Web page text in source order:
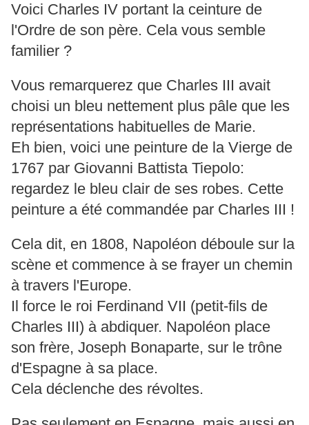
Voici Charles IV portant la ceinture de
l'Ordre de son père. Cela vous semble
familier ?
Vous remarquerez que Charles III avait
choisi un bleu nettement plus pâle que les
représentations habituelles de Marie.
Eh bien, voici une peinture de la Vierge de
1767 par Giovanni Battista Tiepolo:
regardez le bleu clair de ses robes. Cette
peinture a été commandée par Charles III !
Cela dit, en 1808, Napoléon déboule sur la
scène et commence à se frayer un chemin
à travers l'Europe.
Il force le roi Ferdinand VII (petit-fils de
Charles III) à abdiquer. Napoléon place
son frère, Joseph Bonaparte, sur le trône
d'Espagne à sa place.
Cela déclenche des révoltes.